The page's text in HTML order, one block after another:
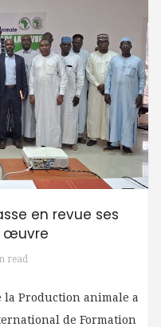
en revue ses
œuvre
read
la Production animale a
de Formation